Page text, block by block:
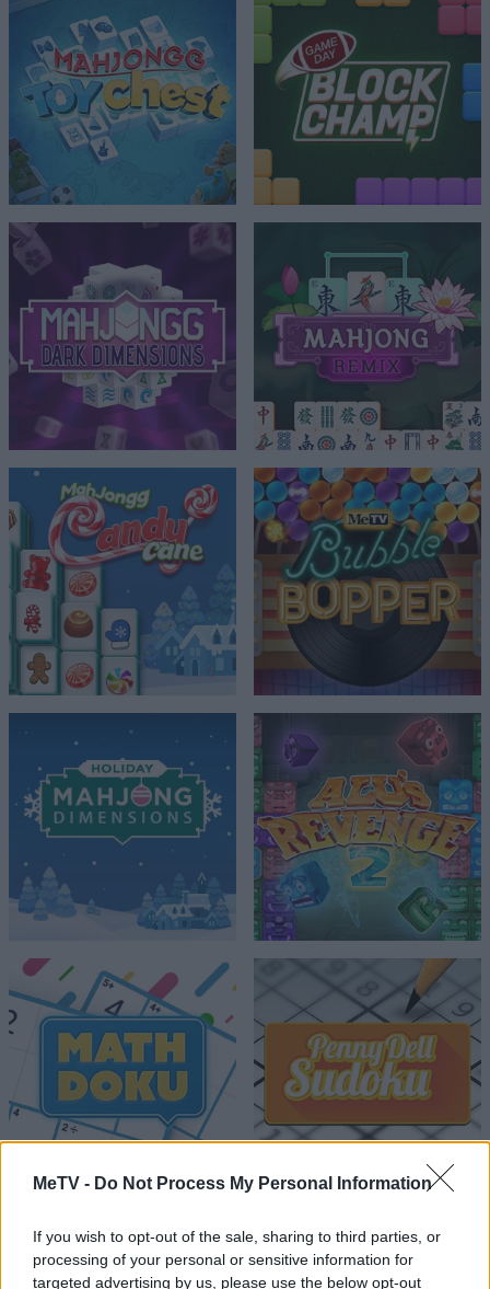
MeTV - Do Not Process My Personal Information
If you wish to opt-out of the sale, sharing to third parties, or
processing of your personal or sensitive information for
targeted advertising by us, please use the below opt-out